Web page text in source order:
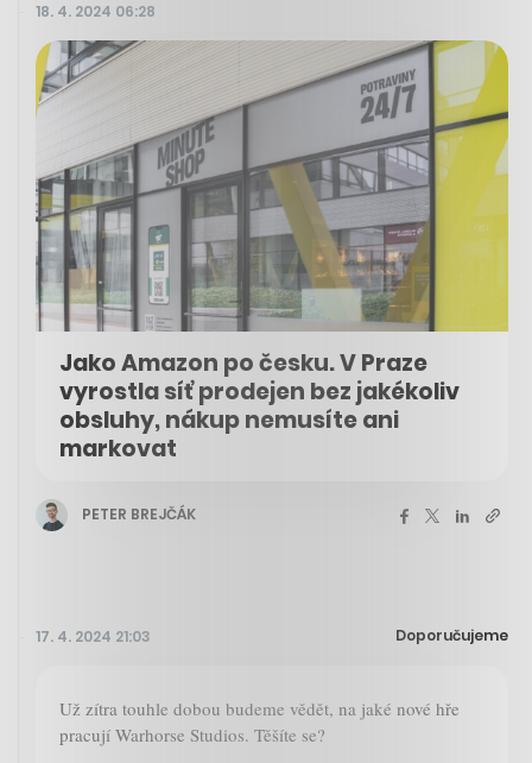
18. 4. 2024 06:28
Jako Amazon po česku. V Praze
vyrostla síť prodejen bez jakékoliv
obsluhy, nákup nemusíte ani
markovat
PETER BREJČÁK
17. 4. 2024 21:03 Doporučujeme
Už zítra touhle dobou budeme vědět, na jaké nové hře
pracují Warhorse Studios. Těšíte se?